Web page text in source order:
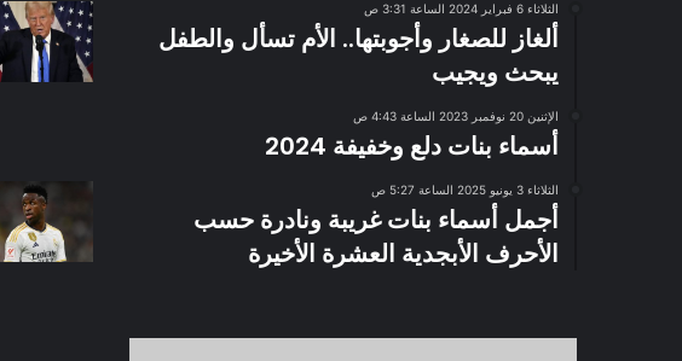
الثلاثاء 6 فبراير 2024 الساعة 3:31 ص
ألغاز للصغار وأجوبتها.. الأم تسأل والطفل
يبحث ويجيب
الإثنين 20 نوفمبر 2023 الساعة 4:43 ص
أسماء بنات دلع وخفيفة 2024
الثلاثاء 3 يونيو 2025 الساعة 5:27 ص
أجمل أسماء بنات غريبة ونادرة حسب
الأحرف الأبجدية العشرة الأخيرة